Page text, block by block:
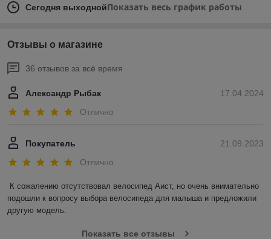
Сегодня выходнойПоказать весь график работы
Отзывы о магазине
36 отзывов за всё время
17.04.2024
Александр Рыбак
Отлично
21.09.2023
Покупатель
Отлично
К сожалению отсутствовал велосипед Аист, но очень внимательно
подошли к вопросу выбора велосипеда для малыша и предложили
другую модель.
Показать все отзывы